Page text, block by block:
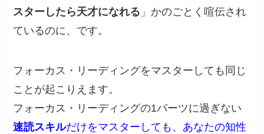
スターしたら天才になれる 」かのごとく喧伝され
ているのに、です。
フォーカス・リーディングをマスターしても同じ
ことが起こりえます。
フォーカス・リーディングの1パーツに過ぎない
速読スキルだけをマスターしても、あなたの知性